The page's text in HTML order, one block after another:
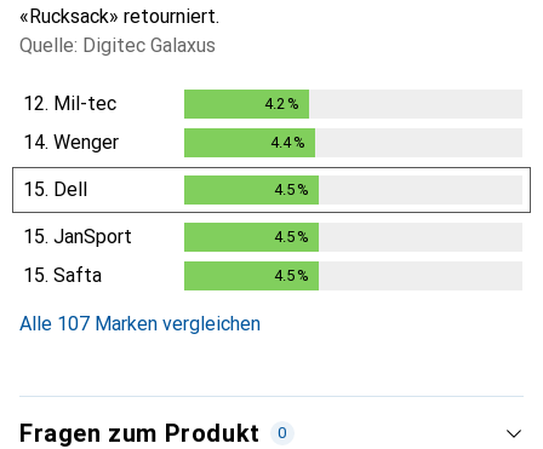
«Rucksack» retourniert.
Quelle: Digitec Galaxus
12. Mil-tec 4.2 %
14. Wenger 4.4%
15. Dell 4.5%
15. JanSport 4.5%
15. Safta 4.5%
Alle 107 Marken vergleichen
Fragen zum Produkt 0